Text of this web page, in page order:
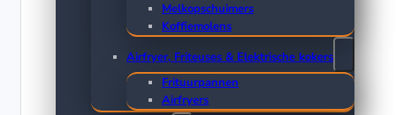
Melkopschuimers
Koffiemolens
Airfryer, Friteuses & Elektrische kokers
Frituurpannen
Airfryers